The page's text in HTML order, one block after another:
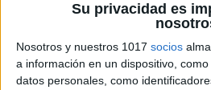
Su privacidad es
Nosotros y nuestros 1017 socios
a información en un dispositivo,
datos personales, como